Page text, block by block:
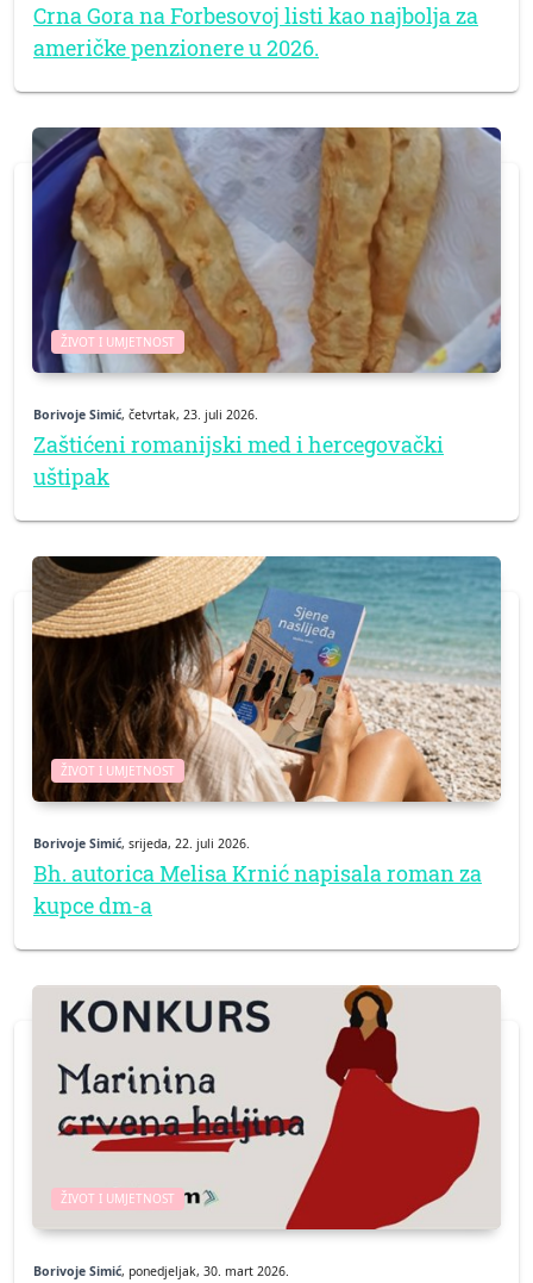
Crna Gora na Forbesovoj listi kao najbolja za
američke penzionere u 2026.
ŽIVOT I UMJETNOST
Borivoje Simić, četvrtak, 23. juli 2026.
Zaštićeni romanijski med i hercegovački
uštipak
ŽIVOT I UMJETNOST
Borivoje Simić, srijeda, 22. juli 2026.
Bh. autorica Melisa Krnić napisala roman za
kupce dm-a
ŽIVOT I UMJETNOST
Borivoje Simić, ponedjeljak, 30. mart 2026.